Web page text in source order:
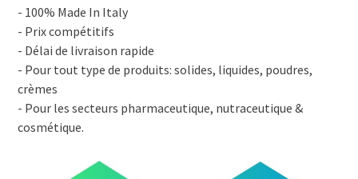
- 100% Made In Italy
- Prix compétitifs
- Délai de livraison rapide
- Pour tout type de produits: solides, liquides, poudres,
crèmes
- Pour les secteurs pharmaceutique, nutraceutique &
cosmétique.